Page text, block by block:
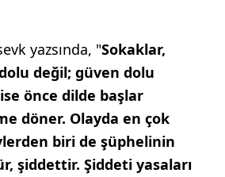
yazsında, "Sokaklar,
değil; güven dolu
önce dilde başlar
döner. Olayda en çok
biri de şüphelinin
şiddettir. Şiddeti yasaları